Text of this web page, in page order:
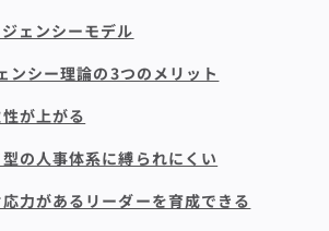
ェンシーモデル
ンシー理論の3つのメリット
が上がる
の人事体系に縛られにくい
力があるリーダーを育成できる